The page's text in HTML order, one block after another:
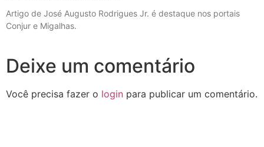
Artigo de José Augusto Rodrigues Jr. é destaque nos portais
Conjur e Migalhas.
Deixe um comentário
Você precisa fazer o login para publicar um comentário.